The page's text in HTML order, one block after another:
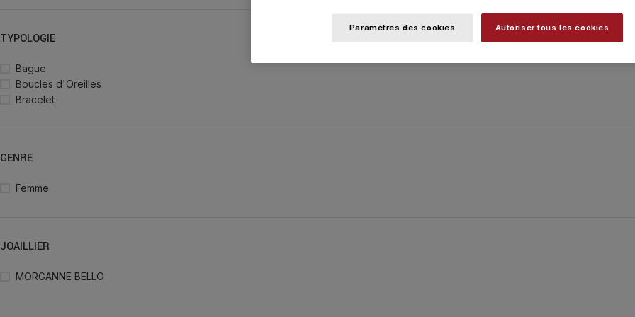
TYPOLOGIE
Bague
Boucles d'Oreilles
Bracelet
GENRE
Femme
JOAILLIER
MORGANNE BELLO
Paramètres des cookies Autoriser tous les cookies